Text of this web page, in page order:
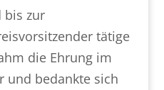
bis zur
tätige
die Ehrung im
und bedankte sich